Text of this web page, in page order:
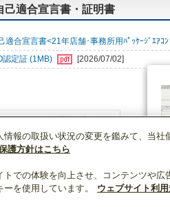
己適合宣言書・証明書
適合宣言書<21年店舗･事務所用ﾊﾟｯｹｰｼﾞｴｱｺ
認定証 (1MB)
[2026/07/02]
トップ 製品情報
報の取扱い状況の変更を鑑みて、当
護方針はこちら
での体験を向上させ、コンテンツや
を使用しています。
ウェブサイト利